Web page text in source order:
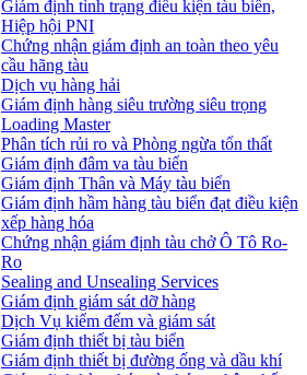
Giám định tình trạng điều kiện tàu biển,
Hiệp hội PNI
Chứng nhận giám định an toàn theo yêu
cầu hãng tàu
Dịch vụ hàng hải
Giám định hàng siêu trường siêu trọng
Loading Master
Phân tích rủi ro và Phòng ngừa tổn thất
​Giám định đâm va tàu biển
Giám định Thân và Máy tàu biển
​Giám định hầm hàng tàu biển đạt điều kiện
xếp hàng hóa
Chứng nhận giám định tàu chở Ô Tô Ro-
Ro
Sealing and Unsealing Services
Giám định giám sát dỡ hàng
Dịch Vụ kiểm đếm và giám sát
Giám định thiết bị tàu biển
Giám định thiết bị đường ống và dầu khí